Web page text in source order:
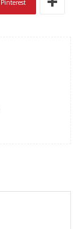
Pinterest